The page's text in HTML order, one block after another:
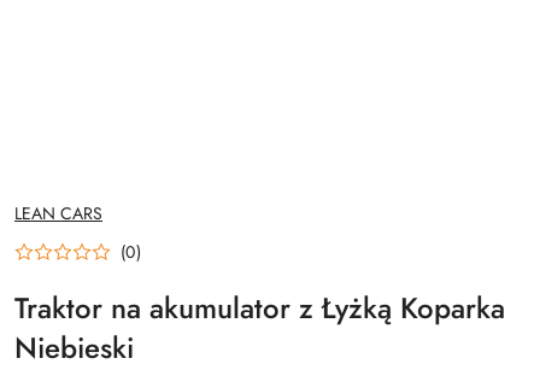
NAZWA
PRODUCENTA:
LEAN CARS
(0)
Traktor na akumulator z Łyżką Koparka
Niebieski